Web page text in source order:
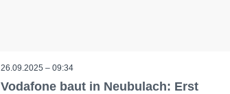
26.09.2025 – 09:34
Vodafone baut in Neubulach: Erst